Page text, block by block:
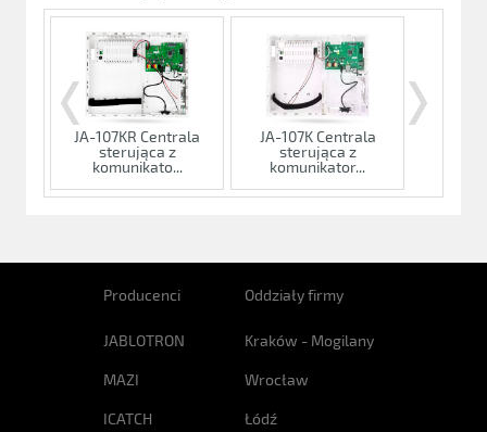
JA-107KR Centrala
sterująca z
komunikato...
JA-107K Centrala
sterująca z
komunikator...
Producenci
JABLOTRON
MAZI
ICATCH
Oddziały firmy
Kraków - Mogilany
Wrocław
Łódź